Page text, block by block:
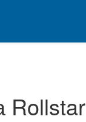
Rollstar